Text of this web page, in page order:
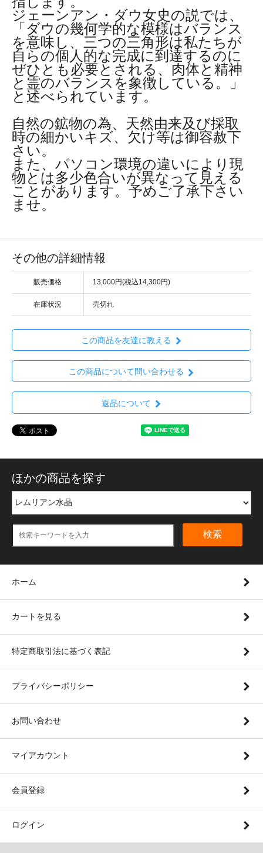
ジェーンアン・ダウ女史の説では、
「ダウの幾何学的な模様はバランス
を意味し、三つの三角形は私たちが
自らの個人的な完成に到達するのに
ぜひとも必要とされる、肉体と精神
と霊のバランスを象徴している。」
と述べられています。
自然の鉱物の為、天然由来及び採取
時の細かいキズ、欠け等は御容赦下
さい。
また、パソコン環境の違いにより現
物とは多少色合いが異なって見える
ことがあります。予めご了承下さい
ませ。
その他の詳細情報
販売価格 13,000円(税込14,300円)
在庫状況 売切れ
この商品を友達に教える
この商品について問い合わせる
返品について
ほかの商品を探す
検索
ホーム
カートを見る
特定商取引法に基づく表記
プライバシーポリシー
お問い合わせ
マイアカウント
会員登録
ログイン